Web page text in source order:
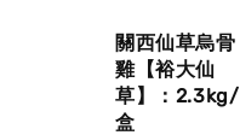
關西仙草烏骨
雞【裕大仙
草】：2.3kg/
盒